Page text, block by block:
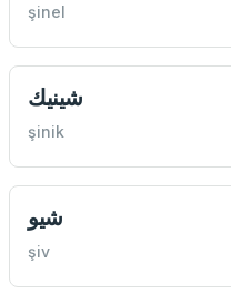
şinel
شينيك
şinik
شيو
şiv